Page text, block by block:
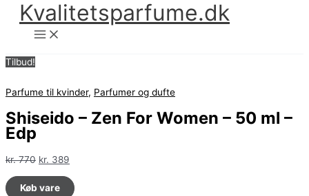
Kvalitetsparfume.dk
Tilbud!
Parfume til kvinder, Parfumer og dufte
Shiseido – Zen For Women – 50 ml –
Edp
kr.770 Den
oprindelige
pris
kr. 389
pris
Køb vare